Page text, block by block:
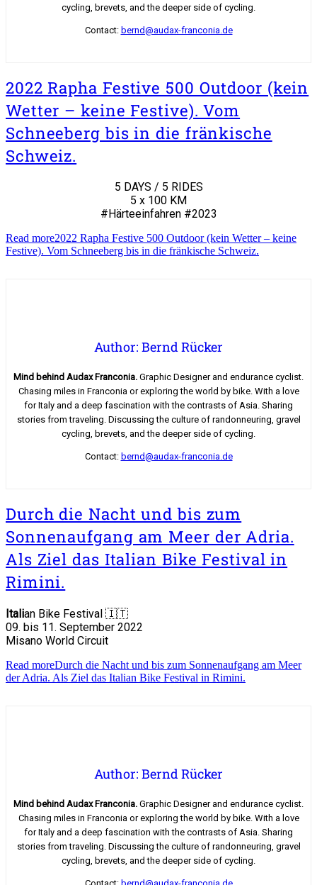
cycling, brevets, and the deeper side of cycling.
Contact: bernd@audax-franconia.de
2022 Rapha Festive 500 Outdoor (kein
Wetter – keine Festive). Vom
Schneeberg bis in die fränkische
Schweiz.
5 DAYS / 5 RIDES
5 x 100 KM
#Härteeinfahren #2023
Read more2022 Rapha Festive 500 Outdoor (kein Wetter – keine
Festive). Vom Schneeberg bis in die fränkische Schweiz.
Author: Bernd Rücker
Mind behind Audax Franconia. Graphic Designer and endurance cyclist.
Chasing miles in Franconia or exploring the world by bike. With a love
for Italy and a deep fascination with the contrasts of Asia. Sharing
stories from traveling. Discussing the culture of randonneuring, gravel
cycling, brevets, and the deeper side of cycling.
Contact: bernd@audax-franconia.de
Durch die Nacht und bis zum
Sonnenaufgang am Meer der Adria.
Als Ziel das Italian Bike Festival in
Rimini.
Italian Bike Festival 🇮🇹
09. bis 11. September 2022
Misano World Circuit
Read moreDurch die Nacht und bis zum Sonnenaufgang am Meer
der Adria. Als Ziel das Italian Bike Festival in Rimini.
Author: Bernd Rücker
Mind behind Audax Franconia. Graphic Designer and endurance cyclist.
Chasing miles in Franconia or exploring the world by bike. With a love
for Italy and a deep fascination with the contrasts of Asia. Sharing
stories from traveling. Discussing the culture of randonneuring, gravel
cycling, brevets, and the deeper side of cycling.